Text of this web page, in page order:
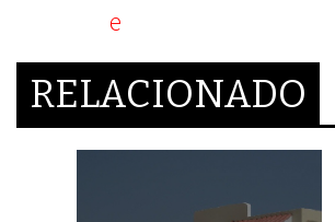
RELACIONADO